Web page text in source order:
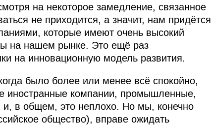
на некоторое замедление, связанное
не приходится, а значит, нам придётся
которые имеют очень высокий
на нашем рынке. Это ещё раз
на инновационную модель развития.
было более или менее всё спокойно,
иностранные компании, промышленные,
в общем, это неплохо. Но мы, конечно
общество), вправе ожидать